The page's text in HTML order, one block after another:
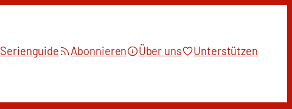
Serienguide Abonnieren Über uns Unterstützen